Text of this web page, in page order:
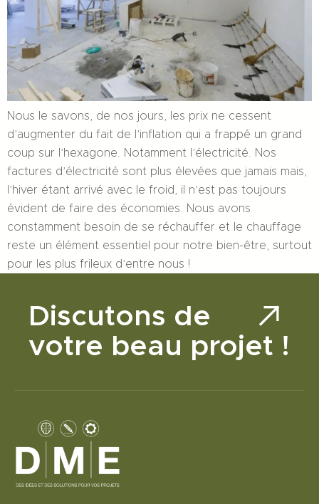
Nous le savons, de nos jours, les prix ne cessent
d’augmenter du fait de l’inflation qui a frappé un grand
coup sur l’hexagone. Notamment l’électricité. Nos
factures d’électricité sont plus élevées que jamais mais,
l’hiver étant arrivé avec le froid, il n’est pas toujours
évident de faire des économies. Nous avons
constamment besoin de se réchauffer et le chauffage
reste un élément essentiel pour notre bien-être, surtout
pour les plus frileux d’entre nous !
Discutons de
votre beau projet !